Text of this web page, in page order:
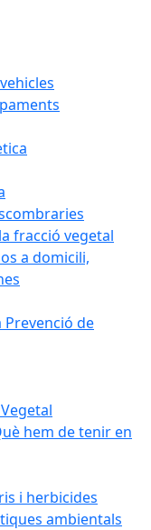
fracció vegetal
a domicili,
Prevenció de
hem de tenir en
i herbicides
ambientals